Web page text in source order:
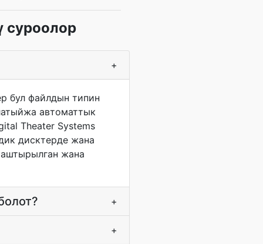
суроолор
+
бул файлдын типин
автоматтык
Theater Systems
дисктерде жана
жана
+
+